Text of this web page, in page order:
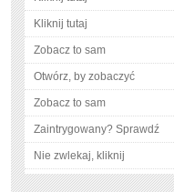
Kliknij tutaj
Zobacz to sam
Otwórz, by zobaczyć
Zobacz to sam
Zaintrygowany? Sprawdź
Nie zwlekaj, kliknij